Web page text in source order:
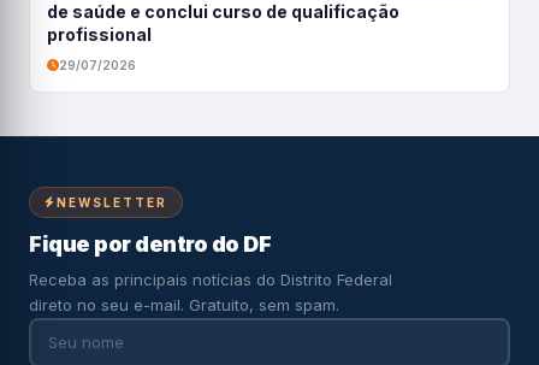
de saúde e conclui curso de qualificação
profissional
29/07/2026
NEWSLETTER
Fique por dentro do DF
Receba as principais notícias do Distrito Federal
direto no seu e-mail. Gratuito, sem spam.